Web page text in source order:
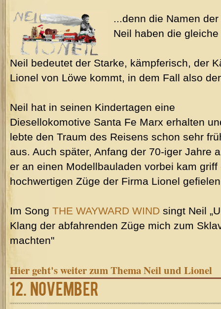
...denn die Namen
Neil haben die
Neil bedeutet der Starke, kämpferisch, der
Lionel von Löwe kommt, in dem Fall also
Neil hat in seinen Kindertagen eine
Diesellokomotive Santa Fe Marx erhalten
lebte den Traum des Reisens schon sehr
aus. Auch später, Anfang der 70-iger Jahre
er an einen Modellbauladen vorbei kam
hochwertigen Züge der Firma Lionel
Im Song THE WAYWARD WIND singt Neil
Klang der abfahrenden Züge mich zum
machten"
Hier geht's weiter zum Thema Neil und Lionel
12. November